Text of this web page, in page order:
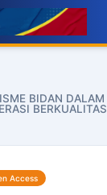
BIDAN DALAM
BERKUALITAS
Access